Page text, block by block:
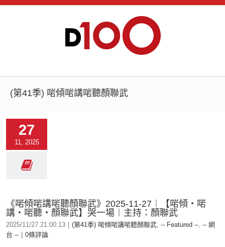
(第41季) 啱傾啱講啱聽顏聯武
27
11, 2025
《啱傾啱講啱聽顏聯武》2025-11-27︱【啱傾‧啱
講‧啱聽‧顏聯武】哭一場︱主持：顏聯武
2025/11/27 21:00:13 (第41季) 啱傾啱講啱聽顏聯武, -- Featured --, -- 網
台 --
0條評論